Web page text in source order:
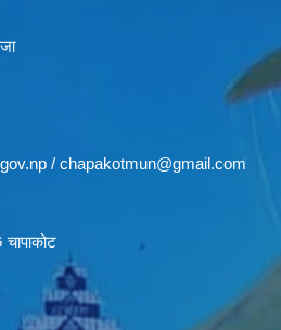
/ chapakotmun@gmail.com